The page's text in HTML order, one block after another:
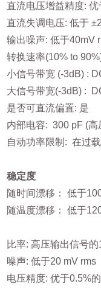
直流电压增益精度:
直流失调电压: 低于
输出噪声: 低于40mV
转换速率(10% to
小信号带宽 (-3dB) :
大信号带宽(-3dB) :
是否可直流偏置: 是
内部电容: 300 pF (高
自动功率限制: 在过
稳定度
随时间漂移： 低于
随温度漂移： 低于
比率: 高压输出信号的
噪声: 低于20 mV rms
电压精度: 优于0.5%